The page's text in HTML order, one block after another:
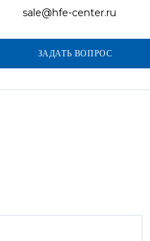
sale@hfe-center.ru